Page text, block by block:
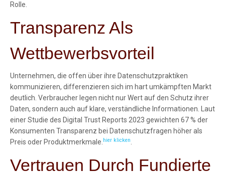
Rolle.
Transparenz Als
Wettbewerbsvorteil
Unternehmen, die offen über ihre Datenschutzpraktiken
kommunizieren, differenzieren sich im hart umkämpften Markt
deutlich. Verbraucher legen nicht nur Wert auf den Schutz ihrer
Daten, sondern auch auf klare, verständliche Informationen. Laut
einer Studie des Digital Trust Reports 2023 gewichten 67 % der
Konsumenten Transparenz bei Datenschutzfragen höher als
Preis oder Produktmerkmale. hier klicken
Vertrauen Durch Fundierte